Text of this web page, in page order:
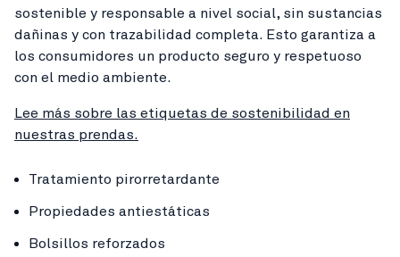
sostenible y responsable a nivel social, sin sustancias
dañinas y con trazabilidad completa. Esto garantiza a
los consumidores un producto seguro y respetuoso
con el medio ambiente.
Lee más sobre las etiquetas de sostenibilidad en
nuestras prendas.
Tratamiento pirorretardante
Propiedades antiestáticas
Bolsillos reforzados